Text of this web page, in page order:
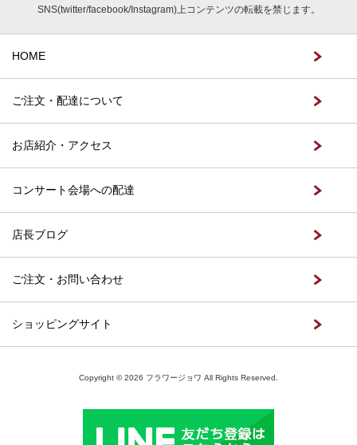
SNS(twitter/facebook/Instagram)上コンテンツの転載を禁じます。
HOME
ご注文・配達について
お店紹介・アクセス
コンサート会場への配達
店長ブログ
ご注文・お問い合わせ
ショッピングサイト
Copyright © 2026 フラワージョワ All Rights Reserved.